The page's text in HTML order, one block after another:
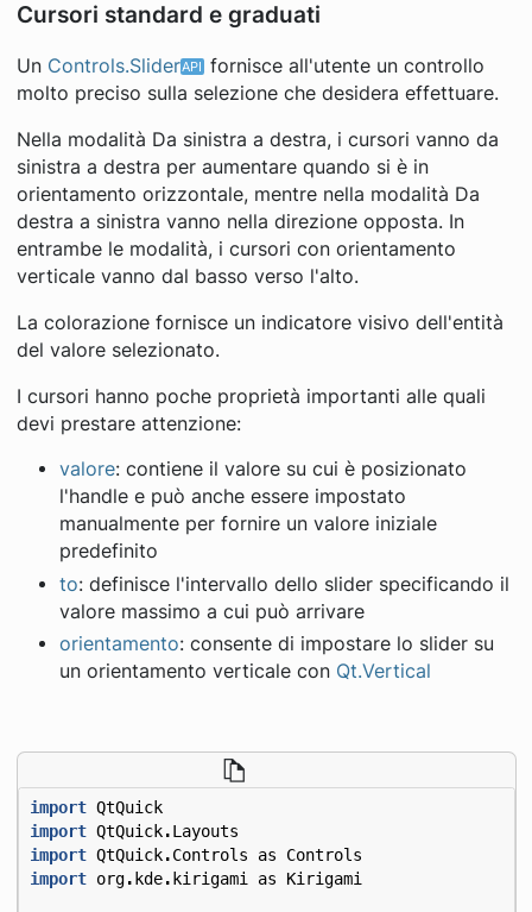
Cursori standard e graduati
Un Controls.Slider
fornisce all'utente un controllo
molto preciso sulla selezione che desidera effettuare.
Nella modalità Da sinistra a destra, i cursori vanno da
sinistra a destra per aumentare quando si è in
orientamento orizzontale, mentre nella modalità Da
destra a sinistra vanno nella direzione opposta. In
entrambe le modalità, i cursori con orientamento
verticale vanno dal basso verso l'alto.
La colorazione fornisce un indicatore visivo dell'entità
del valore selezionato.
I cursori hanno poche proprietà importanti alle quali
devi prestare attenzione:
valore: contiene il valore su cui è posizionato
l'handle e può anche essere impostato
manualmente per fornire un valore iniziale
predefinito
to: definisce l'intervallo dello slider specificando il
valore massimo a cui può arrivare
orientamento: consente di impostare lo slider su
un orientamento verticale con Qt.Vertical
import QtQuick
import QtQuick.Layouts
import QtQuick.Controls as
Controls
import org. kde. kirigami as Kirigami